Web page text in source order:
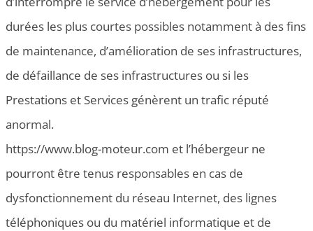
durées les plus courtes possibles notamment à des fins
de maintenance, d’amélioration de ses infrastructures,
de défaillance de ses infrastructures ou si les
Prestations et Services génèrent un trafic réputé
anormal.
https://www.blog-moteur.com et l’hébergeur ne
pourront être tenus responsables en cas de
dysfonctionnement du réseau Internet, des lignes
téléphoniques ou du matériel informatique et de